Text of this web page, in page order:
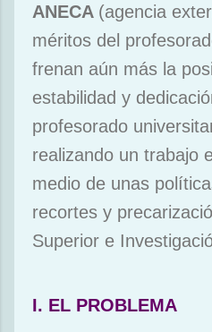
ANECA (agencia
méritos del
frenan aún más la
estabilidad y
profesorado
realizando un trabajo
medio de unas
recortes y
Superior e
I. EL PROBLEMA